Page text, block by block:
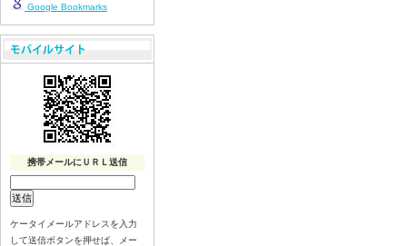
Google Bookmarks
携帯メールにＵＲＬ送信
ケータイメールアドレスを入力
して送信ボタンを押せば、メー